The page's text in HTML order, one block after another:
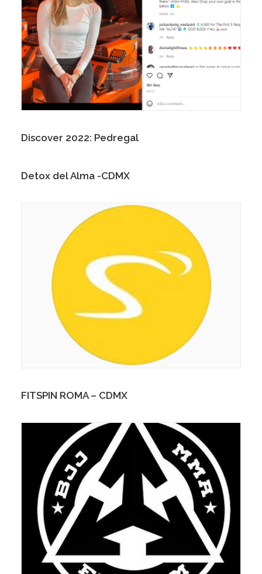
Discover 2022: Pedregal
Detox del Alma -CDMX
FITSPIN ROMA – CDMX